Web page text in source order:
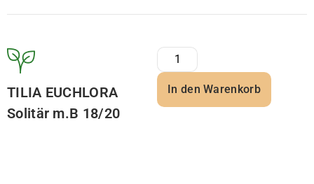
TILIA EUCHLORA
Solitär m.B 18/20
In den Warenkorb